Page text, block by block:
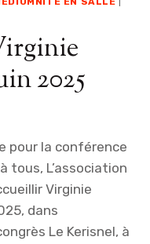
2025
pour la conférence
tous, L’association
Virginie
dans
Le Kerisnel, à